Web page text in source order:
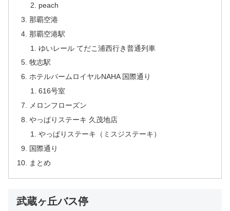
peach
那覇空港
那覇空港駅
ゆいレール てだこ浦西行き普通列車
牧志駅
ホテルパームロイヤルNAHA 国際通り
616号室
メロンフローズン
やっぱりステーキ 久茂地店
やっぱりステーキ（ミスジステーキ）
国際通り
まとめ
武蔵ヶ丘バス停